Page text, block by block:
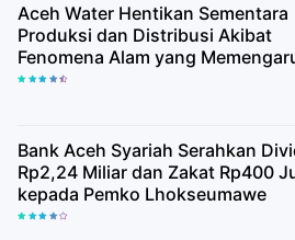
Aceh Water Hentikan Sementara
Produksi dan Distribusi Akibat
Fenomena Alam yang
Kualitas Air Baku
Bank Aceh Syariah Serahkan
Rp2,24 Miliar dan Zakat Rp400
kepada Pemko Lhokseumawe